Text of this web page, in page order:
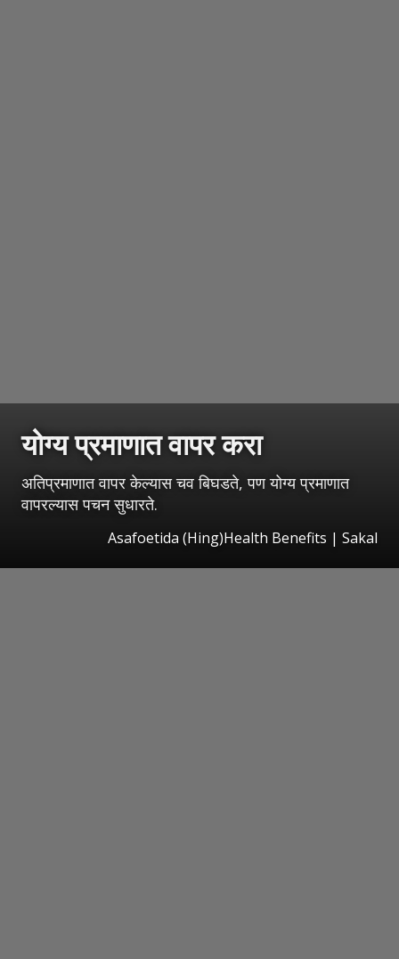
योग्य प्रमाणात वापर करा
अतिप्रमाणात वापर केल्यास चव बिघडते, पण योग्य प्रमाणात
वापरल्यास पचन सुधारते.
Asafoetida (Hing)Health Benefits | Sakal